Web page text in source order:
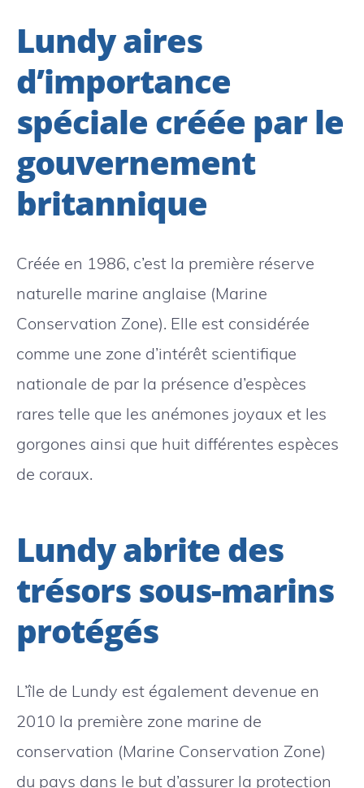
Lundy aires
d’importance
spéciale créée par le
gouvernement
britannique
Créée en 1986, c’est la première réserve
naturelle marine anglaise (Marine
Conservation Zone). Elle est considérée
comme une zone d’intérêt scientifique
nationale de par la présence d’espèces
rares telle que les anémones joyaux et les
gorgones ainsi que huit différentes espèces
de coraux.
Lundy abrite des
trésors sous-marins
protégés
L’île de Lundy est également devenue en
2010 la première zone marine de
conservation (Marine Conservation Zone)
du pays dans le but d’assurer la protection